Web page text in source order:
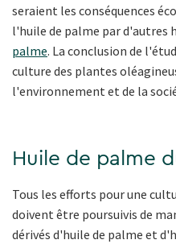
seraient les conséquences
l'huile de palme par d'autres
palme. La conclusion de
culture des plantes
l'environnement et de la
Huile de palme
Tous les efforts pour une
doivent être poursuivis de
dérivés d'huile de palme et